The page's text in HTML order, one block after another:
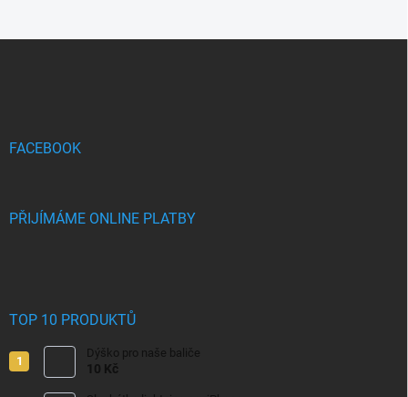
FACEBOOK
PŘIJÍMÁME ONLINE PLATBY
TOP 10 PRODUKTŮ
Dýško pro naše baliče
10 Kč